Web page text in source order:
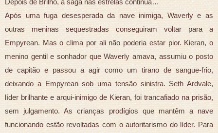
Após uma fuga desesperada da nave inimiga, Waverly e as
outras meninas sequestradas conseguiram voltar para a
Empyrean. Mas o clima por ali não poderia estar pior. Kieran, o
menino gentil e sonhador que Waverly amava, assumiu o posto
de capitão e passou a agir como um tirano de sangue-frio,
deixando a Empyrean sob uma tensão sinistra. Seth Ardvale,
líder brilhante e arqui-inimigo de Kieran, foi trancafiado na prisão,
sem julgamento. As crianças prodígios que mantêm a nave
funcionando estão revoltadas com o autoritarismo do líder. Para